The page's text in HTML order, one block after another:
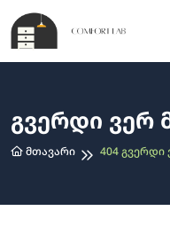
Გვერდი Ვერ
Მთავარი 404 Გვერდი